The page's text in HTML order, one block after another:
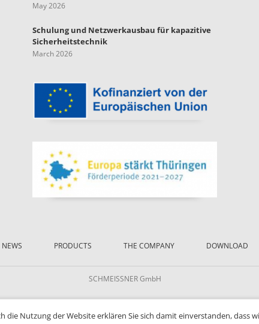
Nutzung der Website erklären Sie sich damit einverstanden, dass
May 2026
Schulung und Netzwerkausbau für kapazitive
Sicherheitstechnik
March 2026
NEWS PRODUCTS THE COMPANY DOWNLOAD
SCHMEISSNER GmbH